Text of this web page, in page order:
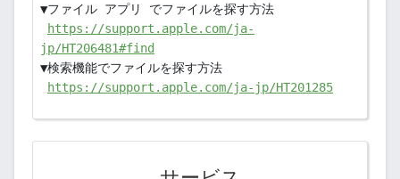
▼ファイル アプリ でファイルを探す方法
https://support.apple.com/ja-
jp/HT206481#find
▼検索機能でファイルを探す方法
https://support.apple.com/ja-jp/HT201285